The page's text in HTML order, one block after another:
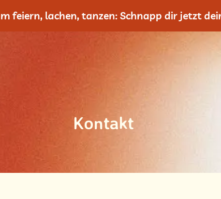
feiern, lachen, tanzen: Schnapp dir jetzt
Kontakt